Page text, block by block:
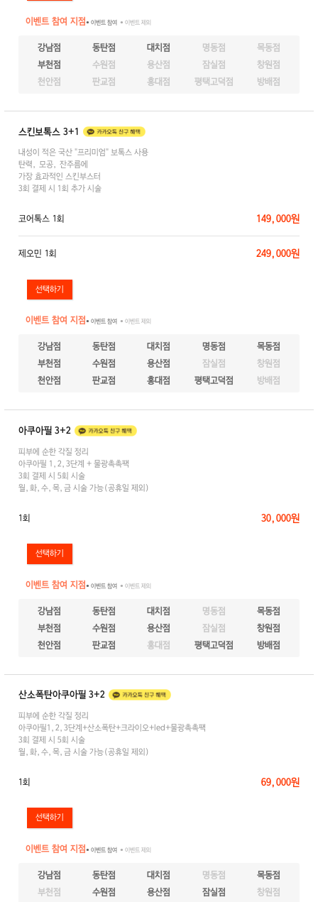
이벤트 참여 지점● 이벤트 참여 ● 이벤트 제외
강남점 동탄점 대치점 명동점
목동점
부천점
수원점 용산점 잠실점
창원점
천안점
판교점 홍대점 평택고덕점 방배점
스킨보톡스 3+1
내성이 적은 국산 "프리미엄" 보톡스 사용
탄력, 모공, 잔주름에
가장 효과적인 스킨부스터
3회 결제 시 1회 추가 시술
코어톡스 1회 149,000원
제오민 1회 249,000원
이벤트 참여 지점● 이벤트 참여 ● 이벤트 제외
강남점 동탄점 대치점 명동점
목동점
부천점
수원점 용산점 잠실점
창원점
천안점
판교점 홍대점 평택고덕점 방배점
아쿠아필 3+2
피부에 순한 각질 정리
아쿠아필 1,2,3단계 + 물광촉촉팩
3회 결제 시 5회 시술
월,화,수,목,금 시술 가능(공휴일 제외)
1회 30,000원
이벤트 참여 지점● 이벤트 참여 ● 이벤트 제외
강남점 동탄점 대치점 명동점
목동점
부천점
수원점 용산점 잠실점
창원점
천안점
판교점 홍대점 평택고덕점 방배점
산소폭탄아쿠아필 3+2
피부에 순한 각질 정리
아쿠아필1,2,3단계+산소폭탄+크라이오+led+물광촉촉팩
3회 결제 시 5회 시술
월,화,수,목,금 시술 가능(공휴일 제외)
1회 69,000원
이벤트 참여 지점● 이벤트 참여 ● 이벤트 제외
강남점 동탄점 대치점 명동점
목동점
부천점
수원점 용산점 잠실점
창원점